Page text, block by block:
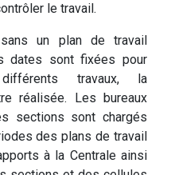
le travail.
un plan de travail
dates sont fixées pour
différents travaux, la
réalisée. Les bureaux
sections sont chargés
des plans de travail
à la Centrale ainsi